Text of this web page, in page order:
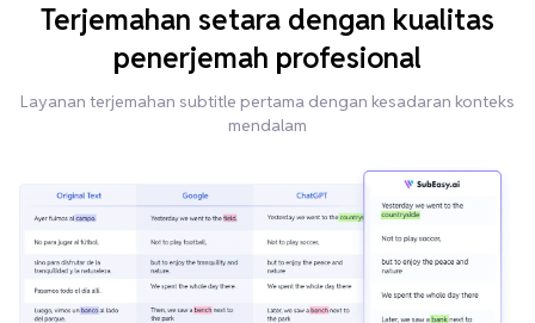
Terjemahan setara dengan kualitas
penerjemah profesional
Layanan terjemahan subtitle pertama dengan kesadaran konteks
mendalam